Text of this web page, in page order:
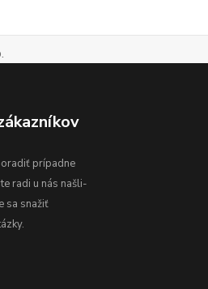
prípadne
radi u nás našli-
sa snažiť